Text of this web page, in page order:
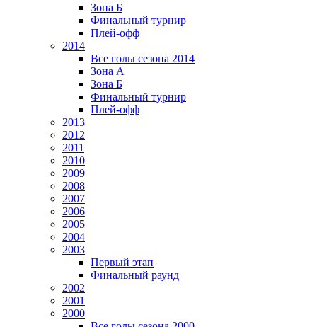
Зона Б
Финальный турнир
Плей-офф
2014
Все голы сезона 2014
Зона А
Зона Б
Финальный турнир
Плей-офф
2013
2012
2011
2010
2009
2008
2007
2006
2005
2004
2003
Первый этап
Финальный раунд
2002
2001
2000